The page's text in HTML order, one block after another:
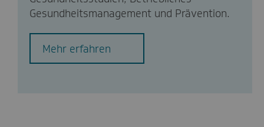
Gesundheitsmanagement und Prävention.
Mehr erfahren